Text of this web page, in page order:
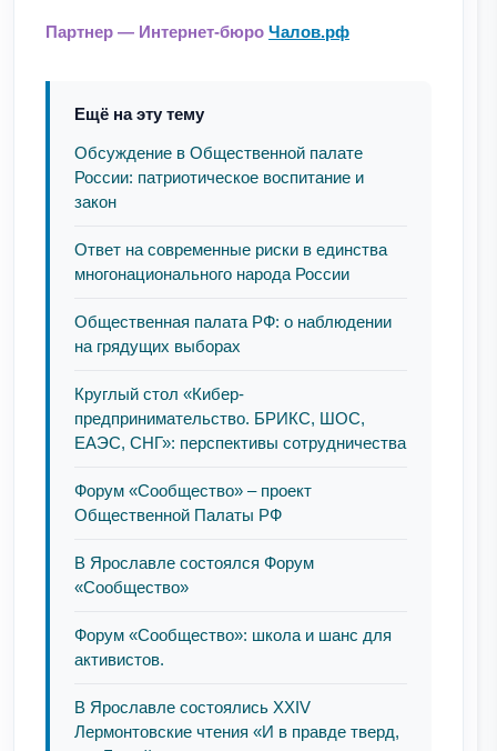
Партнер — Интернет-бюро Чалов.рф
Ещё на эту тему
Обсуждение в Общественной палате
России: патриотическое воспитание и
закон
Ответ на современные риски в единства
многонационального народа России
Общественная палата РФ: о наблюдении
на грядущих выборах
Круглый стол «Кибер-
предпринимательство. БРИКС, ШОС,
ЕАЭС, СНГ»: перспективы сотрудничества
Форум «Сообщество» – проект
Общественной Палаты РФ
В Ярославле состоялся Форум
«Сообщество»
Форум «Сообщество»: школа и шанс для
активистов.
В Ярославле состоялись XXIV
Лермонтовские чтения «И в правде тверд,